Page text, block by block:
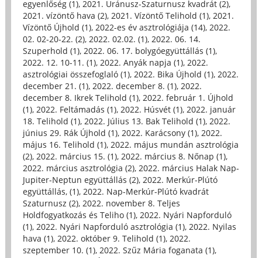
egyenlőség (1), 2021. Uránusz-Szaturnusz kvadrát (2),
2021. vízöntő hava (2), 2021. Vízöntő Telihold (1), 2021.
Vízöntő Újhold (1), 2022-es év asztrológiája (14), 2022.
02. 02-20-22. (2), 2022. 02.02. (1), 2022. 06. 14.
Szuperhold (1), 2022. 06. 17. bolygóegyüttállás (1),
2022. 12. 10-11. (1), 2022. Anyák napja (1), 2022.
asztrológiai összefoglaló (1), 2022. Bika Újhold (1), 2022.
december 21. (1), 2022. december 8. (1), 2022.
december 8. Ikrek Telihold (1), 2022. február 1. Újhold
(1), 2022. Feltámadás (1), 2022. Húsvét (1), 2022. január
18. Telihold (1), 2022. Július 13. Bak Telihold (1), 2022.
június 29. Rák Újhold (1), 2022. Karácsony (1), 2022.
május 16. Telihold (1), 2022. május mundán asztrológia
(2), 2022. március 15. (1), 2022. március 8. Nőnap (1),
2022. március asztrológia (2), 2022. március Halak Nap-
Jupiter-Neptun együttállás (2), 2022. Merkúr-Plútó
együttállás, (1), 2022. Nap-Merkúr-Plútó kvadrát
Szaturnusz (2), 2022. november 8. Teljes
Holdfogyatkozás és Teliho (1), 2022. Nyári Napforduló
(1), 2022. Nyári Napforduló asztrológia (1), 2022. Nyilas
hava (1), 2022. október 9. Telihold (1), 2022.
szeptember 10. (1), 2022. Szűz Mária foganata (1),